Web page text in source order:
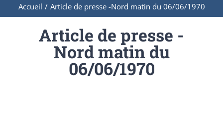
Accueil / Article de presse -Nord matin du 06/06/1970
Article de presse -
Nord matin du
06/06/1970